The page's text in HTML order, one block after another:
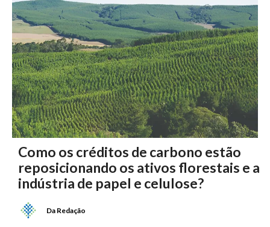
Como os créditos de carbono estão
reposicionando os ativos florestais e a
indústria de papel e celulose?
Da Redação